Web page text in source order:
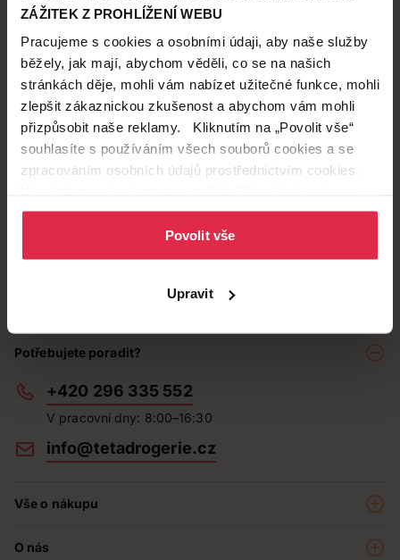
ZÁŽITEK Z PROHLÍŽENÍ WEBU
Pracujeme s cookies a osobními údaji, aby naše služby
běžely, jak mají, abychom věděli, co se na našich
stránkách děje, mohli vám nabízet užitečné funkce, mohli
zlepšit zákaznickou zkušenost a abychom vám mohli
přizpůsobit naše reklamy. Kliknutím na „Povolit vše“
souhlasíte s používáním všech souborů cookies a se
zpracováním osobních údajů prostřednictvím cookies.
osobních údajů.
Povolit vše
Upravit
Teta prodejny a služby
Potřebujete poradit?
+420 296 335 552
V pracovní dny: 8:00–16:30
info@tetadrogerie.cz
Vše o nákupu
O nás